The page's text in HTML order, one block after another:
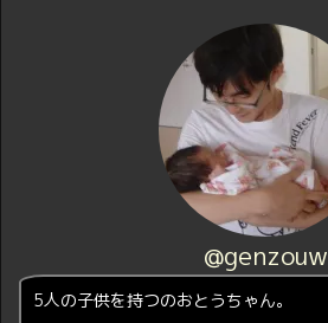
@genzouw
5人の子供を持つのおとうちゃん。